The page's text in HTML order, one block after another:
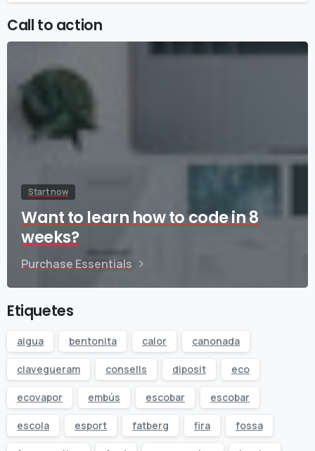
Call to action
Start now
Want to learn how to code in 8
weeks?
Purchase Essentials
Etiquetes
aigua bentonita calor canonada
clavegueram consells diposit eco
ecovapor embús escobar escobar
escola esport fatberg fira fossa